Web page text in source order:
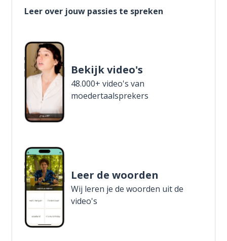
Leer over jouw passies te spreken
Bekijk video's
48.000+ video's van
moedertaalsprekers
Leer de woorden
Wij leren je de woorden uit de
video's